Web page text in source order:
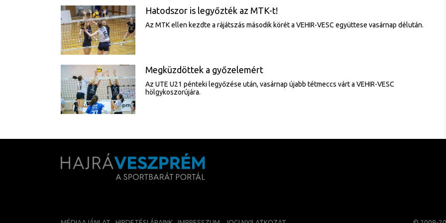
Hatodszor is legyőzték az MTK-t!
Az MTK ellen kezdte a rájátszás második körét a VEHIR-VESC együttese vasárnap délután.
Megküzdöttek a győzelemért
Az UTE U21 pénteki legyőzése után, vasárnap újabb tétmeccs várt a VEHIR-VESC
hölgykoszorújára.